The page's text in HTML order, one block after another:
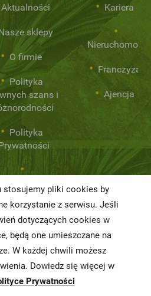
Aktualności
sklepy
O firmie
Polityka
szans i
Polityka
żywności
Informacja o
strategii
podatkowej
Karty
Kariera
Nieruchomości
Franczyza
Ajencja
stosujemy pliki cookies by
korzystanie z serwisu. Jeśli
dotyczących cookies w
będą one umieszczane na
W każdej chwili możesz
Dowiedz się więcej w
Prywatności